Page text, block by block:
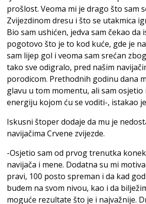
prošlost. Veoma mi je drago što sam
Zvijezdinom dresu i što se utakmica
Bio sam ushićen, jedva sam čekao da
pogotovo što je to kod kuće, gde je
sam lijep gol i veoma sam srećan
tako sve odigralo, pred našim
porodicom. Prethodnih godinu dana
glavu u tom momentu, ali sam
energiju kojom ću se voditi-, istakao
Iskusni štoper dodaje da mu je
navijačima Crvene zvijezde.
-Osjetio sam od prvog trenutka
navijača i mene. Dodatna su mi
pravi, 100 posto spreman i da kad
budem na svom nivou, kao i da
moguće rezultate što je i najvažnije.